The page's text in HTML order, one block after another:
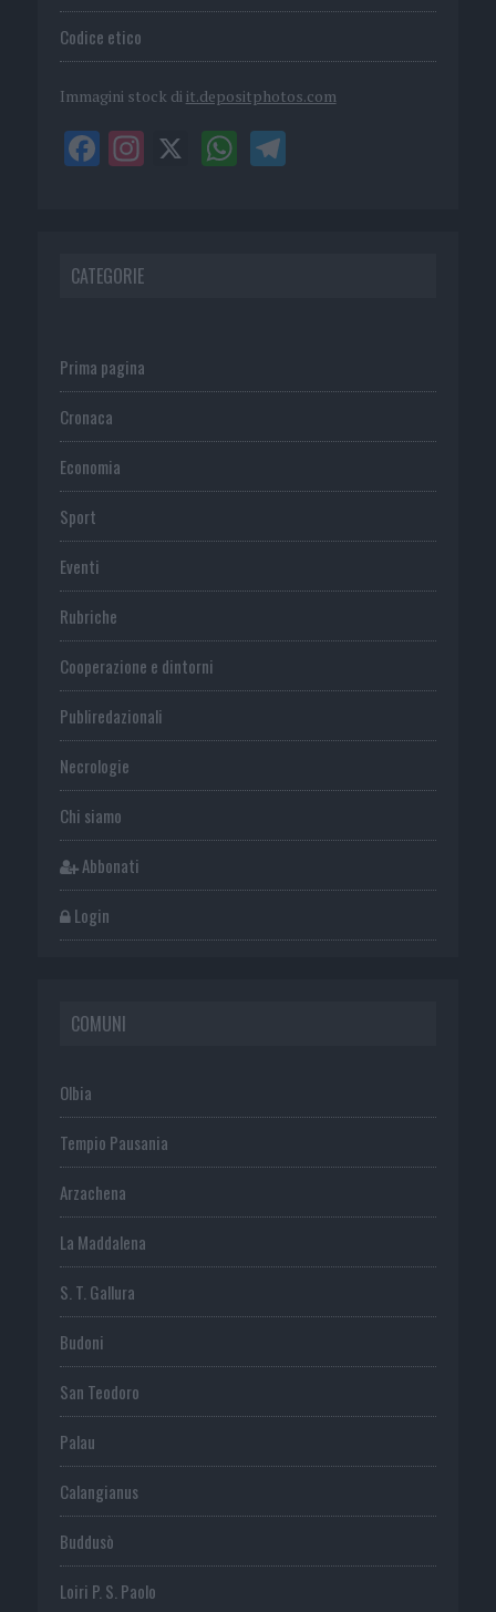
Codice etico
Immagini stock di it.depositphotos.com
CATEGORIE
Prima pagina
Cronaca
Economia
Sport
Eventi
Rubriche
Cooperazione e dintorni
Publiredazionali
Necrologie
Chi siamo
Abbonati
Login
COMUNI
Olbia
Tempio Pausania
Arzachena
La Maddalena
S. T. Gallura
Budoni
San Teodoro
Palau
Calangianus
Buddusò
Loiri P. S. Paolo